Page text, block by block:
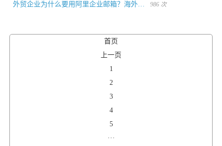
外贸企业为什么要用阿里企业邮箱？海外邮件收发解决方案 986 次
首页
上一页
1
2
3
4
5
···